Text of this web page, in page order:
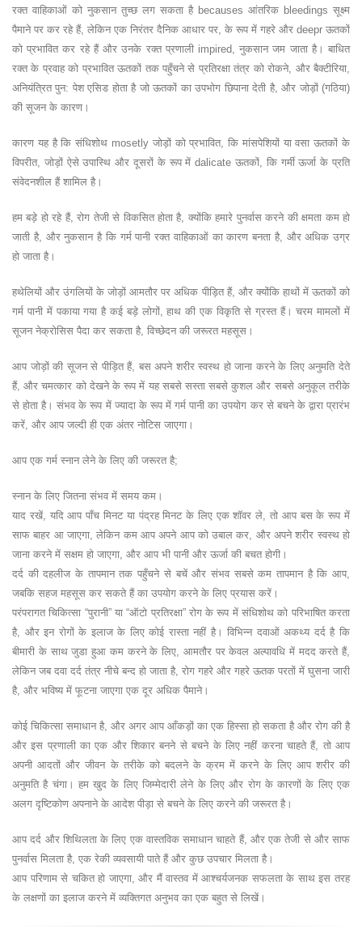
रक्त वाहिकाओं को नुकसान तुच्छ लग सकता है becauses आंतरिक bleedings सूक्ष्म
पैमाने पर कर रहे हैं, लेकिन एक निरंतर दैनिक आधार पर, के रूप में गहरे और deepr ऊतकों
को प्रभावित कर रहे हैं और उनके रक्त प्रणाली impired, नुकसान जम जाता है। बाधित
रक्त के प्रवाह को प्रभावित ऊतकों तक पहुँचने से प्रतिरक्षा तंत्र को रोकने, और बैक्टीरिया,
अनियंत्रित पुन: पेश एसिड होता है जो ऊतकों का उपभोग छिपाना देती है, और जोड़ों (गठिया)
की सूजन के कारण।
कारण यह है कि संधिशोथ mosetly जोड़ों को प्रभावित, कि मांसपेशियों या वसा ऊतकों के
विपरीत, जोड़ों ऐसे उपास्थि और दूसरों के रूप में dalicate ऊतकों, कि गर्मी ऊर्जा के प्रति
संवेदनशील हैं शामिल है।
हम बड़े हो रहे हैं, रोग तेजी से विकसित होता है, क्योंकि हमारे पुनर्वास करने की क्षमता कम हो
जाती है, और नुकसान है कि गर्म पानी रक्त वाहिकाओं का कारण बनता है, और अधिक उग्र
हो जाता है।
हथेलियों और उंगलियों के जोड़ों आमतौर पर अधिक पीड़ित हैं, और क्योंकि हाथों में ऊतकों को
गर्म पानी में पकाया गया है कई बड़े लोगों, हाथ की एक विकृति से ग्रस्त हैं। चरम मामलों में
सूजन नेक्रोसिस पैदा कर सकता है, विच्छेदन की जरूरत महसूस।
आप जोड़ों की सूजन से पीड़ित हैं, बस अपने शरीर स्वस्थ हो जाना करने के लिए अनुमति देते
हैं, और चमत्कार को देखने के रूप में यह सबसे सस्ता सबसे कुशल और सबसे अनुकूल तरीके
से होता है। संभव के रूप में ज्यादा के रूप में गर्म पानी का उपयोग कर से बचने के द्वारा प्रारंभ
करें, और आप जल्दी ही एक अंतर नोटिस जाएगा।
आप एक गर्म स्नान लेने के लिए की जरूरत है;
स्नान के लिए जितना संभव में समय कम।
याद रखें, यदि आप पाँच मिनट या पंद्रह मिनट के लिए एक शॉवर ले, तो आप बस के रूप में
साफ बाहर आ जाएगा, लेकिन कम आप अपने आप को उबाल कर, और अपने शरीर स्वस्थ हो
जाना करने में सक्षम हो जाएगा, और आप भी पानी और ऊर्जा की बचत होगी।
दर्द की दहलीज के तापमान तक पहुँचने से बचें और संभव सबसे कम तापमान है कि आप,
जबकि सहज महसूस कर सकते हैं का उपयोग करने के लिए प्रयास करें।
परंपरागत चिकित्सा “पुरानी” या “ऑटो प्रतिरक्षा” रोग के रूप में संधिशोथ को परिभाषित करता
है, और इन रोगों के इलाज के लिए कोई रास्ता नहीं है। विभिन्न दवाओं अकथ्य दर्द है कि
बीमारी के साथ जुडा हुआ कम करने के लिए, आमतौर पर केवल अल्पावधि में मदद करते हैं,
लेकिन जब दवा दर्द तंत्र नीचे बन्द हो जाता है, रोग गहरे और गहरे ऊतक परतों में घुसना जारी
है, और भविष्य में फूटना जाएगा एक दूर अधिक पैमाने।
कोई चिकित्सा समाधान है, और अगर आप आँकड़ों का एक हिस्सा हो सकता है और रोग की है
और इस प्रणाली का एक और शिकार बनने से बचने के लिए नहीं करना चाहते हैं, तो आप
अपनी आदतों और जीवन के तरीके को बदलने के क्रम में करने के लिए आप शरीर की
अनुमति है चंगा। हम खुद के लिए जिम्मेदारी लेने के लिए और रोग के कारणों के लिए एक
अलग दृष्टिकोण अपनाने के आदेश पीड़ा से बचने के लिए करने की जरूरत है।
आप दर्द और शिथिलता के लिए एक वास्तविक समाधान चाहते हैं, और एक तेजी से और साफ
पुनर्वास मिलता है, एक रेकी व्यवसायी पाते हैं और कुछ उपचार मिलता है।
आप परिणाम से चकित हो जाएगा, और मैं वास्तव में आश्चर्यजनक सफलता के साथ इस तरह
के लक्षणों का इलाज करने में व्यक्तिगत अनुभव का एक बहुत से लिखें।